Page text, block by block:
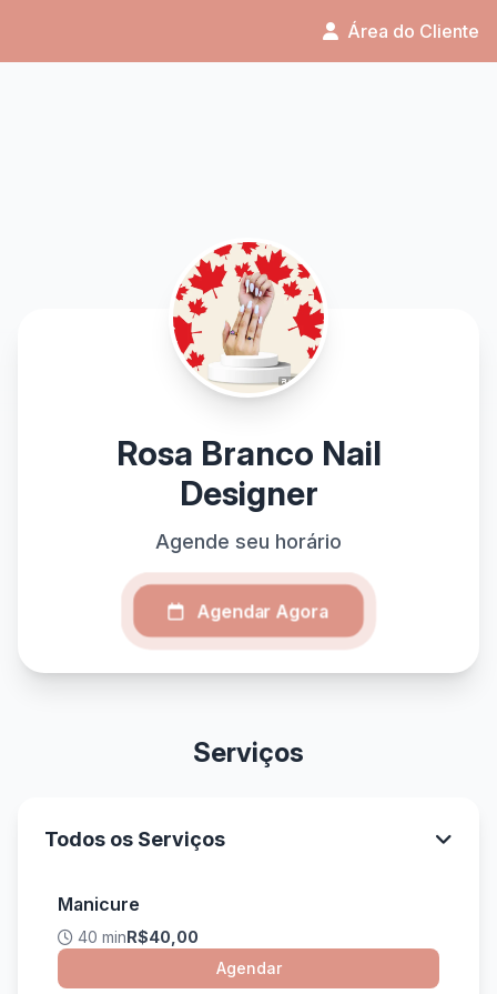
Área do Cliente
Rosa Branco Nail
Designer
Agende seu horário
Agendar Agora
Serviços
Todos os Serviços
Manicure
40 minR$40,00
Agendar